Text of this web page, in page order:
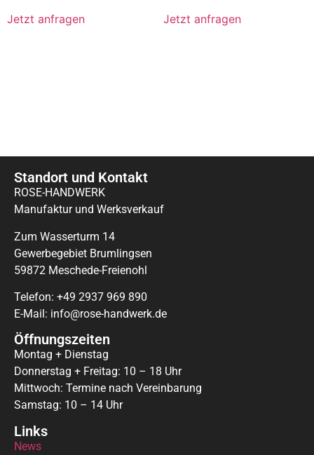
Jetzt anfragen Jetzt anfragen
Standort und Kontakt
ROSE-HANDWERK
Manufaktur und Werksverkauf
Zum Wasserturm 14
Gewerbegebiet Brumlingsen
59872 Meschede-Freienohl
Telefon: +49 2937 969 890
E-Mail: info@rose-handwerk.de
Öffnungszeiten
Montag + Dienstag
Donnerstag + Freitag: 10 – 18 Uhr
Mittwoch: Termine nach Vereinbarung
Samstag: 10 – 14 Uhr
Links
News